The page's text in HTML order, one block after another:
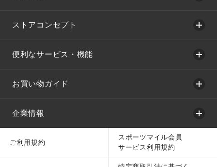
ストアコンセプト
便利なサービス・機能
お買い物ガイド
企業情報
ご利用規約
スポーツマイル会員
サービス利用規約